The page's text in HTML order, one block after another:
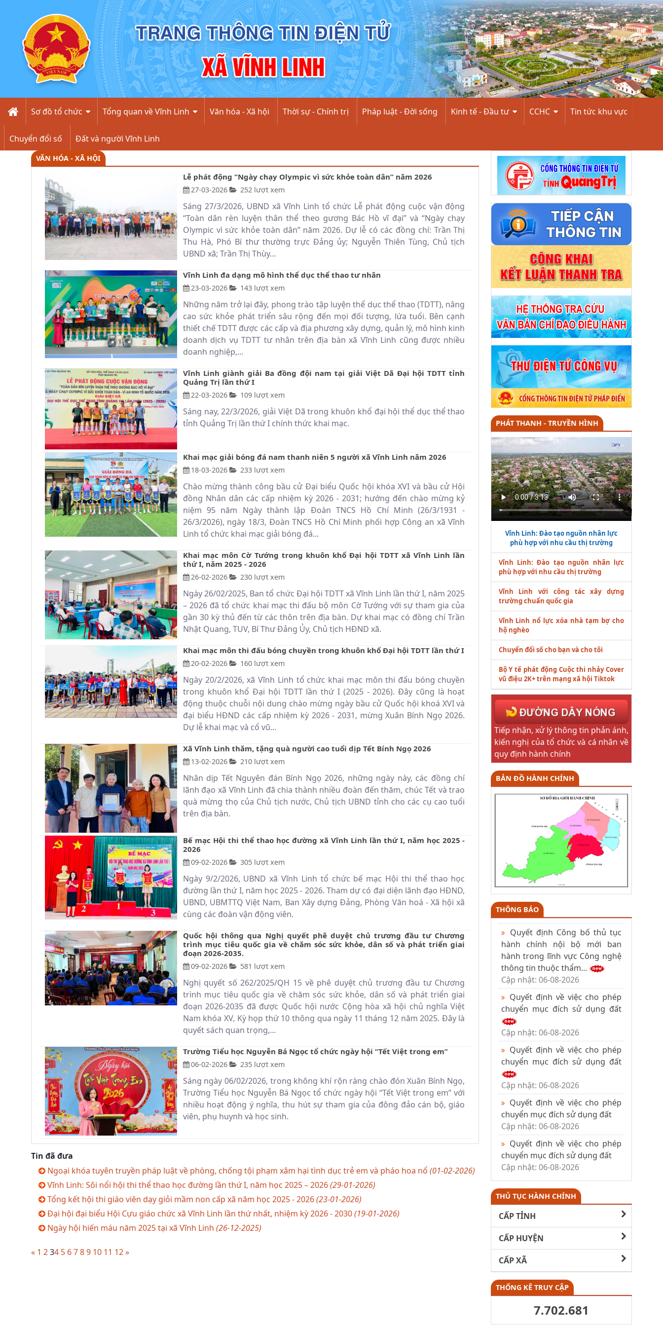
Văn hóa - Xã hội - Xã Vĩnh Linh
Sơ đồ tổ chức Tổng quan về Vĩnh Linh Văn hóa - Xã hội Thời sự - Chính trị Pháp luật - Đời sống Kinh tế - Đầu tư CCHC Tin tức khu vực
Chuyển đổi số Đất và người Vĩnh Linh
VĂN HÓA - XÃ HỘI
Lễ phát động “Ngày chạy Olympic vì sức khỏe toàn dân” năm 2026
27-03-2026 252 lượt xem
Sáng 27/3/2026, UBND xã Vĩnh Linh tổ chức Lễ phát động cuộc vận động
“Toàn dân rèn luyện thân thể theo gương Bác Hồ vĩ đại” và “Ngày chạy
Olympic vì sức khỏe toàn dân” năm 2026. Dự lễ có các đồng chí: Trần Thị
Thu Hà, Phó Bí thư thường trực Đảng ủy; Nguyễn Thiên Tùng, Chủ tịch
UBND xã; Trần Thị Thùy...
Vĩnh Linh đa dạng mô hình thể dục thể thao tư nhân
23-03-2026 143 lượt xem
Những năm trở lại đây, phong trào tập luyện thể dục thể thao (TDTT), nâng
cao sức khỏe phát triển sâu rộng đến mọi đối tượng, lứa tuổi. Bên cạnh
thiết chế TDTT được các cấp và địa phương xây dựng, quản lý, mô hình kinh
doanh dịch vụ TDTT tư nhân trên địa bàn xã Vĩnh Linh cũng được nhiều
doanh nghiệp,...
Vĩnh Linh giành giải Ba đồng đội nam tại giải Việt Dã Đại hội TDTT tỉnh
Quảng Trị lần thứ I
22-03-2026 109 lượt xem
Sáng nay, 22/3/2026, giải Việt Dã trong khuôn khổ đại hội thể dục thể thao
tỉnh Quảng Trị lần thứ I chính thức khai mạc.
Khai mạc giải bóng đá nam thanh niên 5 người xã Vĩnh Linh năm 2026
18-03-2026 233 lượt xem
Chào mừng thành công bầu cử Đại biểu Quốc hội khóa XVI và bầu cử Hội
đồng Nhân dân các cấp nhiệm kỳ 2026 - 2031; hướng đến chào mừng kỷ
niệm 95 năm Ngày thành lập Đoàn TNCS Hồ Chí Minh (26/3/1931 -
26/3/2026), ngày 18/3, Đoàn TNCS Hồ Chí Minh phối hợp Công an xã Vĩnh
Linh tổ chức khai mạc giải bóng đá...
Khai mạc môn Cờ Tướng trong khuôn khổ Đại hội TDTT xã Vĩnh Linh lần
thứ I, năm 2025 - 2026
26-02-2026 230 lượt xem
Ngày 26/02/2025, Ban tổ chức Đại hội TDTT xã Vĩnh Linh lần thứ I, năm 2025
– 2026 đã tổ chức khai mạc thi đấu bộ môn Cờ Tướng với sự tham gia của
gần 30 kỳ thủ đến từ các thôn trên địa bàn. Dự khai mạc có đồng chí Trần
Nhật Quang, TUV, Bí Thư Đảng Ủy, Chủ tịch HĐND xã.
Khai mạc môn thi đấu bóng chuyền trong khuôn khổ Đại hội TDTT lần thứ I
20-02-2026 160 lượt xem
Ngày 20/2/2026, xã Vĩnh Linh tổ chức khai mạc môn thi đấu bóng chuyền
trong khuôn khổ Đại hội TDTT lần thứ I (2025 - 2026). Đây cũng là hoạt
động thuộc chuỗi nội dung chào mừng ngày bầu cử Quốc hội khoá XVI và
đại biểu HĐND các cấp nhiệm kỳ 2026 - 2031, mừng Xuân Bính Ngọ 2026.
Dự lễ khai mạc và cổ vũ...
Xã Vĩnh Linh thăm, tặng quà người cao tuổi dịp Tết Bính Ngọ 2026
13-02-2026 210 lượt xem
Nhân dịp Tết Nguyên đán Bính Ngọ 2026, những ngày này, các đồng chí
lãnh đạo xã Vĩnh Linh đã chia thành nhiều đoàn đến thăm, chúc Tết và trao
quà mừng thọ của Chủ tịch nước, Chủ tịch UBND tỉnh cho các cụ cao tuổi
trên địa bàn.
Bế mạc Hội thi thể thao học đường xã Vĩnh Linh lần thứ I, năm học 2025 -
2026
09-02-2026 305 lượt xem
Ngày 9/2/2026, UBND xã Vĩnh Linh tổ chức bế mạc Hội thi thể thao học
đường lần thứ I, năm học 2025 - 2026. Tham dự có đại diện lãnh đạo HĐND,
UBND, UBMTTQ Việt Nam, Ban Xây dựng Đảng, Phòng Văn hoá - Xã hội xã
cùng các đoàn vận động viên.
Quốc hội thông qua Nghị quyết phê duyệt chủ trương đầu tư Chương
trình mục tiêu quốc gia về chăm sóc sức khỏe, dân số và phát triển giai
đoạn 2026-2035.
09-02-2026 581 lượt xem
Nghị quyết số 262/2025/QH 15 về phê duyệt chủ trương đầu tư Chương
trình mục tiêu quốc gia về chăm sóc sức khỏe, dân số và phát triển giai
đoạn 2026-2035 đã được Quốc hội nước Cộng hòa xã hội chủ nghĩa Việt
Nam khóa XV, Kỳ họp thứ 10 thông qua ngày 11 tháng 12 năm 2025. Đây là
quyết sách quan trọng,...
Trường Tiểu học Nguyễn Bá Ngọc tổ chức ngày hội “Tết Việt trong em”
06-02-2026 235 lượt xem
Sáng ngày 06/02/2026, trong không khí rộn ràng chào đón Xuân Bính Ngọ,
Trường Tiểu học Nguyễn Bá Ngọc tổ chức ngày hội “Tết Việt trong em” với
nhiều hoạt động ý nghĩa, thu hút sự tham gia của đông đảo cán bộ, giáo
viên, phụ huynh và học sinh.
Tin đã đưa
Ngoại khóa tuyên truyền pháp luật về phòng, chống tội phạm xâm hại tình dục trẻ em và pháo hoa nổ (01-02-2026)
Vĩnh Linh: Sôi nổi hội thi thể thao học đường lần thứ I, năm học 2025 – 2026(29-01-2026)
Tổng kết hội thi giáo viên dạy giỏi mầm non cấp xã năm học 2025 - 2026(23-01-2026)
Đại hội đại biểu Hội Cựu giáo chức xã Vĩnh Linh lần thứ nhất, nhiệm kỳ 2026 - 2030(19-01-2026)
Ngày hội hiến máu năm 2025 tại xã Vĩnh Linh (26-12-2025)
« 1 234 5 6789 10 11 12»
PHÁT THANH - TRUYỀN HÌNH
Vĩnh Linh: Đào tạo nguồn nhân lực
phù hợp với nhu cầu thị trường
Vĩnh Linh: Đào tạo nguồn nhân lực
phù hợp với nhu cầu thị trường
Vĩnh Linh với công tác xây dựng
trường chuẩn quốc gia
Vĩnh Linh nổ lực xóa nhà tạm bợ cho
hộ nghèo
Chuyển đổi số cho bạn và cho tôi
Bộ Y tế phát động Cuộc thi nhảy Cover
vũ điệu 2K+ trên mạng xã hội Tiktok
Tiếp nhận, xử lý thông tin phản ánh,
kiến nghị của tổ chức và cá nhân về
quy định hành chính
BẢN ĐỒ HÀNH CHÍNH
THÔNG BÁO
Quyết định Công bố thủ tục
hành chính nội bộ mới ban
hành trong lĩnh vực Công nghệ
thông tin thuộc thẩm...
Cập nhật: 06-08-2026
Quyết định về việc cho phép
chuyển mục đích sử dụng đất
Cập nhật: 06-08-2026
Quyết định về việc cho phép
chuyển mục đích sử dụng đất
Cập nhật: 06-08-2026
Quyết định về việc cho phép
chuyển mục đích sử dụng đất
Cập nhật: 06-08-2026
Quyết định về việc cho phép
chuyển mục đích sử dụng đất
Cập nhật: 06-08-2026
THỦ TỤC HÀNH CHÍNH
CẤP TỈNH
CẤP HUYỆN
CẤP XÃ
THỐNG KÊ TRUY CẬP
7.702.681